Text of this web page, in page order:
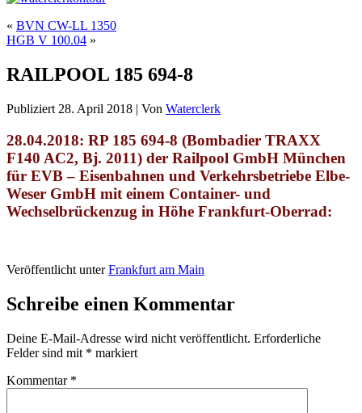
« BVN CW-LL 1350
HGB V 100.04 »
RAILPOOL 185 694-8
Publiziert 28. April 2018 | Von Waterclerk
28.04.2018: RP 185 694-8 (Bombadier TRAXX
F140 AC2, Bj. 2011) der Railpool GmbH München
für EVB – Eisenbahnen und Verkehrsbetriebe Elbe-
Weser GmbH mit einem Container- und
Wechselbrückenzug in Höhe Frankfurt-Oberrad:
Veröffentlicht unter Frankfurt am Main
Schreibe einen Kommentar
Deine E-Mail-Adresse wird nicht veröffentlicht. Erforderliche
Felder sind mit * markiert
Kommentar *